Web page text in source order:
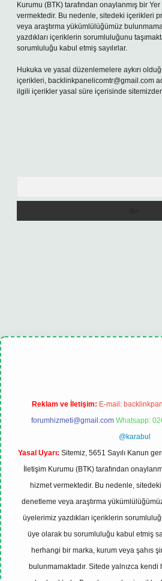
Kurumu (BTK) tarafından onaylanmış bir
vermektedir. Bu nedenle, sitedeki içerikleri
veya araştırma yükümlülüğümüz
yazdıkları içeriklerin sorumluluğunu
sorumluluğu kabul etmiş sayılırlar.
Hukuka ve yasal düzenlemelere aykırı
içerikleri, backlinkpanelicomtr@gmail.com
ilgili içerikler yasal süre içerisinde sitemizden
tulipbet güncel
Reklam ve İletişim: E-mail:
forumhizmeti@gmail.com Whatsapp:
@karabul
Yasal Uyarı: Sitemiz, 5651 Sayılı Kanun
İletişim Kurumu (BTK) tarafından
hizmet vermektedir. Bu nedenle,
denetleme veya araştırma
üyelerimiz yazdıkları içeriklerin
üye olarak bu sorumluluğu kabul etmiş
herhangi bir marka, kurum veya şahıs
bulunmamaktadır. Sitede yalnızca kendi